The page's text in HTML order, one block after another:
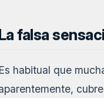
falsa
Es habitual que